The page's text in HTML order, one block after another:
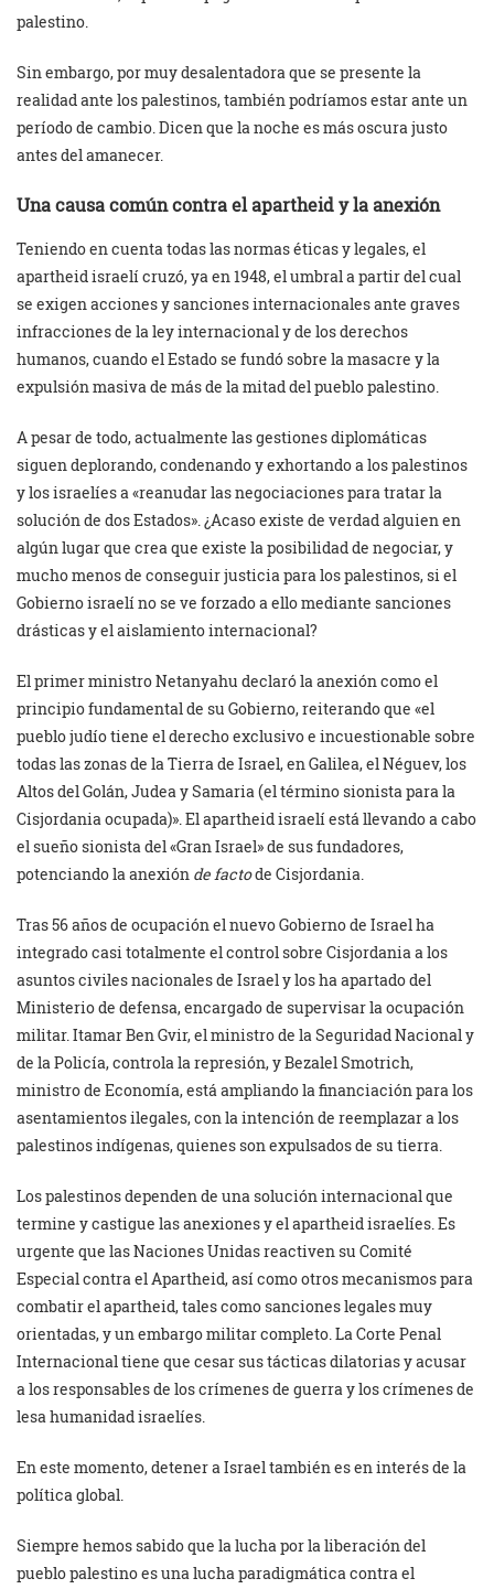
palestino.
Sin embargo, por muy desalentadora que se presente la
realidad ante los palestinos, también podríamos estar ante un
período de cambio. Dicen que la noche es más oscura justo
antes del amanecer.
Una causa común contra el apartheid y la anexión
Teniendo en cuenta todas las normas éticas y legales, el
apartheid israelí cruzó, ya en 1948, el umbral a partir del cual
se exigen acciones y sanciones internacionales ante graves
infracciones de la ley internacional y de los derechos
humanos, cuando el Estado se fundó sobre la masacre y la
expulsión masiva de más de la mitad del pueblo palestino.
A pesar de todo, actualmente las gestiones diplomáticas
siguen deplorando, condenando y exhortando a los palestinos
y los israelíes a «reanudar las negociaciones para tratar la
solución de dos Estados». ¿Acaso existe de verdad alguien en
algún lugar que crea que existe la posibilidad de negociar, y
mucho menos de conseguir justicia para los palestinos, si el
Gobierno israelí no se ve forzado a ello mediante sanciones
drásticas y el aislamiento internacional?
El primer ministro Netanyahu declaró la anexión como el
principio fundamental de su Gobierno, reiterando que «el
pueblo judío tiene el derecho exclusivo e incuestionable sobre
todas las zonas de la Tierra de Israel, en Galilea, el Néguev, los
Altos del Golán, Judea y Samaria (el término sionista para la
Cisjordania ocupada)». El apartheid israelí está llevando a cabo
el sueño sionista del «Gran Israel» de sus fundadores,
potenciando la anexión de factode Cisjordania.
Tras 56 años de ocupación el nuevo Gobierno de Israel ha
integrado casi totalmente el control sobre Cisjordania a los
asuntos civiles nacionales de Israel y los ha apartado del
Ministerio de defensa, encargado de supervisar la ocupación
militar. Itamar Ben Gvir, el ministro de la Seguridad Nacional y
de la Policía, controla la represión, y Bezalel Smotrich,
ministro de Economía, está ampliando la financiación para los
asentamientos ilegales, con la intención de reemplazar a los
palestinos indígenas, quienes son expulsados de su tierra.
Los palestinos dependen de una solución internacional que
termine y castigue las anexiones y el apartheid israelíes. Es
urgente que las Naciones Unidas reactiven su Comité
Especial contra el Apartheid, así como otros mecanismos para
combatir el apartheid, tales como sanciones legales muy
orientadas, y un embargo militar completo. La Corte Penal
Internacional tiene que cesar sus tácticas dilatorias y acusar
a los responsables de los crímenes de guerra y los crímenes de
lesa humanidad israelíes.
En este momento, detener a Israel también es en interés de la
política global.
Siempre hemos sabido que la lucha por la liberación del
pueblo palestino es una lucha paradigmática contra el